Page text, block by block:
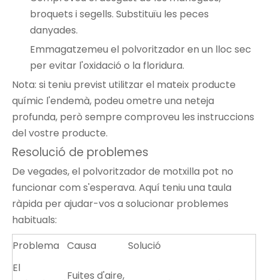
broquets i segells. Substituïu les peces
danyades.
Emmagatzemeu el polvoritzador en un lloc sec
per evitar l'oxidació o la floridura.
Nota: si teniu previst utilitzar el mateix producte
químic l'endemà, podeu ometre una neteja
profunda, però sempre comproveu les instruccions
del vostre producte.
Resolució de problemes
De vegades, el polvoritzador de motxilla pot no
funcionar com s'esperava. Aquí teniu una taula
ràpida per ajudar-vos a solucionar problemes
habituals:
Problema
Causa
Solució
El
Fuites d'aire,